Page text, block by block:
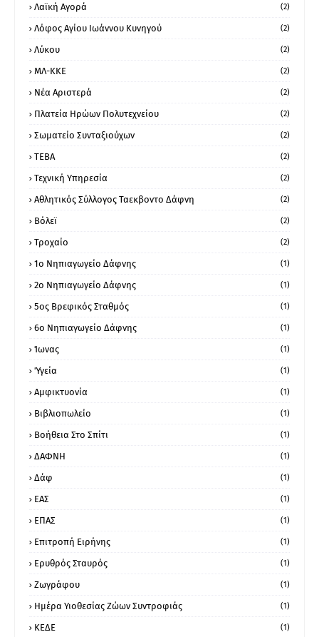
Λαϊκή Αγορά (2)
Λόφος Αγίου Ιωάννου Κυνηγού (2)
Λύκου (2)
ΜΛ-ΚΚΕ (2)
Νέα Αριστερά (2)
Πλατεία Ηρώων Πολυτεχνείου (2)
Σωματείο Συνταξιούχων (2)
ΤΕΒΑ (2)
Τεχνική Υπηρεσία (2)
Αθλητικός Σύλλογος Ταεκβοντο Δάφνη (2)
Βόλεϊ (2)
Τροχαίο (2)
1ο Νηπιαγωγείο Δάφνης (1)
2ο Νηπιαγωγείο Δάφνης (1)
5ος Βρεφικός Σταθμός (1)
6ο Νηπιαγωγείο Δάφνης (1)
Ίωνας (1)
Ύγεία (1)
Αμφικτυονία (1)
Βιβλιοπωλείο (1)
Βοήθεια Στο Σπίτι (1)
ΔΑΦΝΗ (1)
Δάφ (1)
ΕΑΣ (1)
ΕΠΑΣ (1)
Επιτροπή Ειρήνης (1)
Ερυθρός Σταυρός (1)
Ζωγράφου (1)
Ημέρα Υιοθεσίας Ζώων Συντροφιάς (1)
ΚΕΔΕ (1)